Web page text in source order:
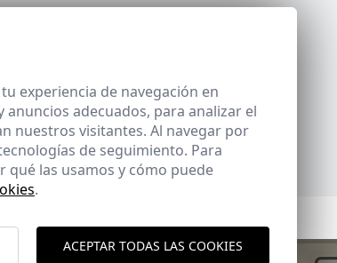
experiencia de navegación en
adecuados, para analizar el
nuestros visitantes. Al navegar por
de seguimiento. Para
las usamos y cómo puede
.
ACEPTAR TODAS LAS COOKIES